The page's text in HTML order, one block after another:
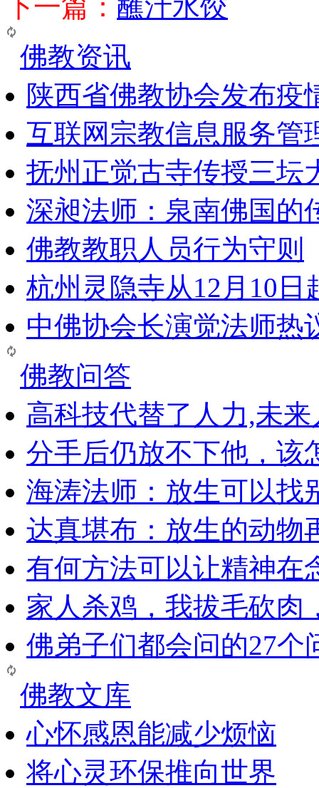
下一篇： 蘸汁水饺
佛教资讯
陕西省佛教协会发布疫
互联网宗教信息服务管
抚州正觉古寺传授三坛
深昶法师：泉南佛国的
佛教教职人员行为守则
杭州灵隐寺从12月10日
中佛协会长演觉法师热
佛教问答
高科技代替了人力,未
分手后仍放不下他，该
海涛法师：放生可以找
达真堪布：放生的动物
有何方法可以让精神在
家人杀鸡，我拔毛砍肉
佛弟子们都会问的27个
佛教文库
心怀感恩能减少烦恼
将心灵环保推向世界